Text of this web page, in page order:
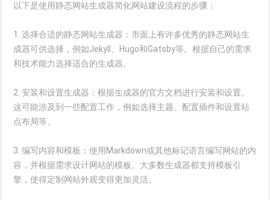
以下是使用静态网站生成器简化网站建设流程的步骤：
1. 选择合适的静态网站生成器：市面上有许多优秀的静态网站生
成器可供选择，例如Jekyll、Hugo和Gatsby等。根据自己的需求
和技术能力选择适合的生成器。
2. 安装和设置生成器：根据生成器的官方文档进行安装和设置。
这可能涉及到一些配置工作，例如选择主题、配置插件和设置站
点布局等。
3. 编写内容和模板：使用Markdown或其他标记语言编写网站的内
容，并根据需求设计网站的模板。大多数生成器都支持模板引
擎，使得定制网站外观变得更加灵活。